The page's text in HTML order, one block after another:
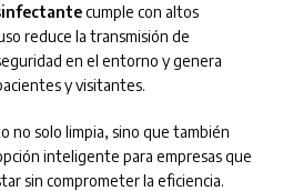
cumple con altos
reduce la transmisión de
en el entorno y genera
y visitantes.
no solo limpia, sino que también
inteligente para empresas que
sin comprometer la eficiencia.